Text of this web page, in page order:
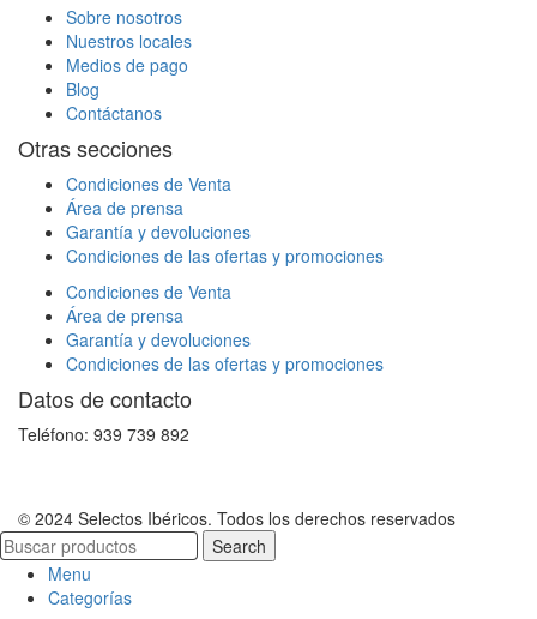
Sobre nosotros
Nuestros locales
Medios de pago
Blog
Contáctanos
Otras secciones
Condiciones de Venta
Área de prensa
Garantía y devoluciones
Condiciones de las ofertas y promociones
Condiciones de Venta
Área de prensa
Garantía y devoluciones
Condiciones de las ofertas y promociones
Datos de contacto
Teléfono: 939 739 892
© 2024 Selectos Ibéricos. Todos los derechos reservados
Search
Menu
Categorías